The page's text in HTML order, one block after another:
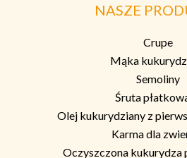
NASZE
Crupe
Mąka
Semoliny
Śruta
Olej kukurydziany z
Karma dla
Oczyszczona kukurydza